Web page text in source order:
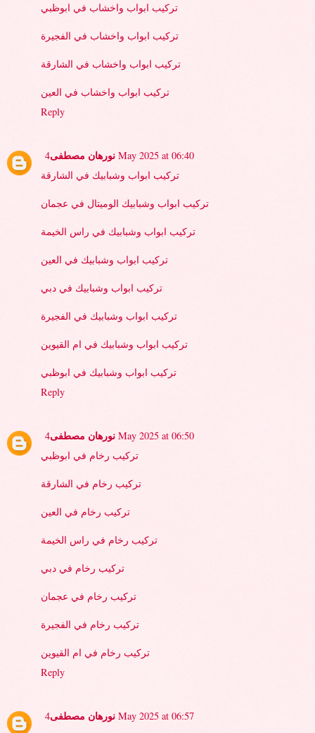
تركيب ابواب واخشاب في ابوظبي
تركيب ابواب واخشاب في الفجيرة
تركيب ابواب واخشاب في الشارقة
تركيب ابواب واخشاب في العين
Reply
نورهان مصطفى 4 May 2025 at 06:40
تركيب ابواب وشبابيك في الشارقة
تركيب ابواب وشبابيك الوميتال في عجمان
تركيب ابواب وشبابيك في راس الخيمة
تركيب ابواب وشبابيك في العين
تركيب ابواب وشبابيك في دبي
تركيب ابواب وشبابيك في الفجيرة
تركيب ابواب وشبابيك في ام القيوين
تركيب ابواب وشبابيك في ابوظبي
Reply
نورهان مصطفى 4 May 2025 at 06:50
تركيب رخام في ابوظبي
تركيب رخام في الشارقة
تركيب رخام في العين
تركيب رخام في راس الخيمة
تركيب رخام في دبي
تركيب رخام في عجمان
تركيب رخام في الفجيرة
تركيب رخام في ام القيوين
Reply
نورهان مصطفى 4 May 2025 at 06:57